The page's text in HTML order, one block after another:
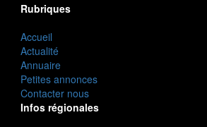
Rubriques
Accueil
Actualité
Annuaire
Petites annonces
Contacter nous
Infos régionales